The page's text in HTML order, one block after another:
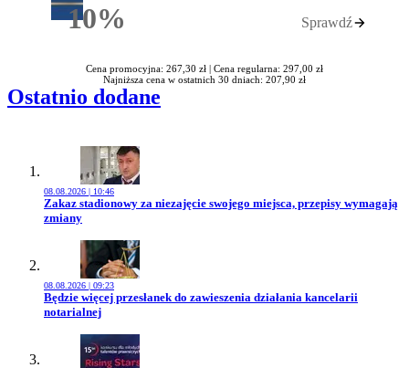
10%Rabatu Sprawdź
Cena promocyjna: 267,30 zł | Cena regularna: 297,00 zł
Najniższa cena w ostatnich 30 dniach: 207,90 zł
Ostatnio dodane
08.08.2026 | 10:46
Przejdź do artykułu:
Zakaz stadionowy za niezajęcie swojego miejsca, przepisy wymagają
zmiany
08.08.2026 | 09:23
Przejdź do artykułu:
Będzie więcej przesłanek do zawieszenia działania kancelarii
notarialnej